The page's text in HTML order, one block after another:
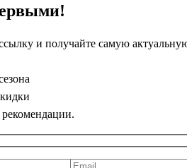
и получайте самую